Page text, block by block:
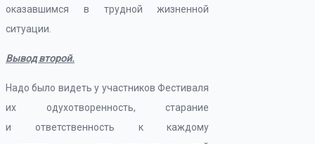
оказавшимся в трудной жизненной
ситуации.
Вывод второй.
Надо было видеть у участников Фестиваля
их одухотворенность, старание
и ответственность к каждому